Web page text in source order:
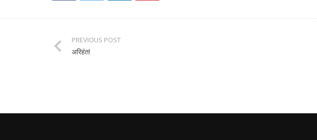
PREVIOUS POST
अरिहंत!